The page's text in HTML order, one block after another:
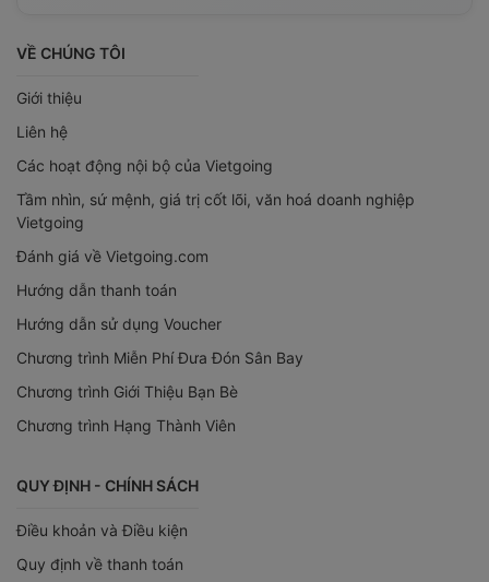
VỀ CHÚNG TÔI
Giới thiệu
Liên hệ
Các hoạt động nội bộ của Vietgoing
Tầm nhìn, sứ mệnh, giá trị cốt lõi, văn hoá doanh nghiệp
Vietgoing
Đánh giá về Vietgoing.com
Hướng dẫn thanh toán
Hướng dẫn sử dụng Voucher
Chương trình Miễn Phí Đưa Đón Sân Bay
Chương trình Giới Thiệu Bạn Bè
Chương trình Hạng Thành Viên
QUY ĐỊNH - CHÍNH SÁCH
Điều khoản và Điều kiện
Quy định về thanh toán